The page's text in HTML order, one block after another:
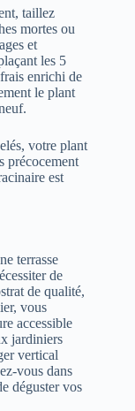
taillez
mortes ou
et
les 5
enrichi de
le plant
votre plant
précocement
est
terrasse
de
de qualité,
vous
accessible
jardiniers
vertical
vous dans
déguster vos